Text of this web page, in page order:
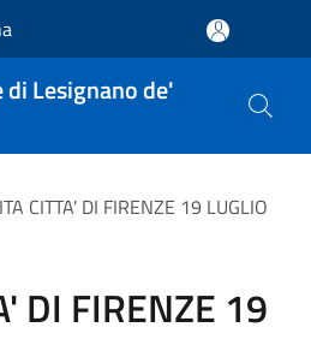
di Lesignano de'
CITTA' DI FIRENZE 19 LUGLIO
DI FIRENZE 19